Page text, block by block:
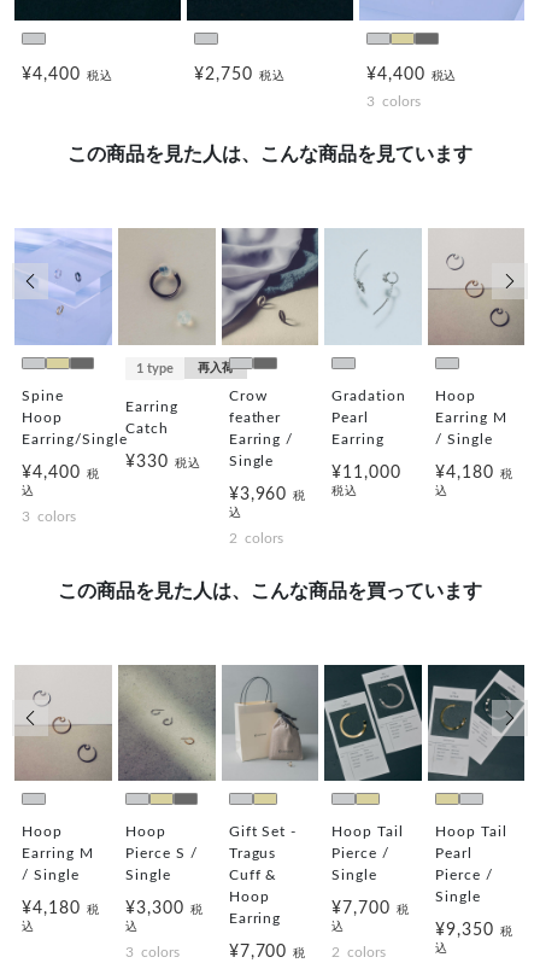
¥4,400税込 ¥2,750 税込 ¥4,400 税込
3 colors
この商品を見た人は、こんな商品を見ています
Spine
Hoop
Earring/Single
¥4,400税
込
3 colors
1 type 再入荷
Earring
Catch
¥330 税込
Crow
feather
Earring /
Single
¥3,960税
込
2 colors
Gradation
Pearl
Earring
¥11,000
税込
Hoop
Earring M
/ Single
¥4,180 税
込
前の画像
この商品を見た人は、こんな商品を買っています
Hoop
Earring M
/ Single
¥4,180税
込
Hoop
Pierce S /
Single
¥3,300 税
込
3 colors
Gift Set -
Tragus
Cuff &
Hoop
Earring
¥7,700税
Hoop Tail
Pierce /
Single
¥7,700 税
込
2 colors
Hoop Tail
Pearl
Pierce /
Single
¥9,350 税
込
前の画像